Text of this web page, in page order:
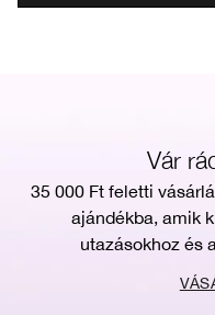
Vár
35 000 Ft feletti
ajándékba, amik
utazásokhoz és